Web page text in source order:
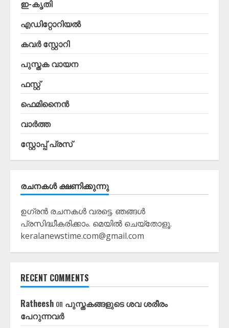
ഇ-കൃതി
എഡിറ്റോറിയൽ
കവർ സ്റ്റോറി
പുസ്തക വായന
ഫസ്റ്റ്
ഫെമിനൈൻ
വാർത്ത
സ്റ്റോപ്പ്‌ പ്രസ്‌
രചനകൾ ക്ഷണിക്കുന്നു
ഉഗ്രൻ രചനകൾ വരട്ടെ. ഞങ്ങൾ
പ്രസിദ്ധീകരിക്കാം. മെയിൽ ചെയ്തോളൂ.
keralanewstime.com@gmail.com
RECENT COMMENTS
Ratheesh on പുസ്തകങ്ങളുടെ ശവ ശരീരം
പേറുന്നവർ